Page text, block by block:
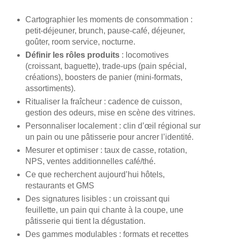
Cartographier les moments de consommation :
petit-déjeuner, brunch, pause-café, déjeuner,
goûter, room service, nocturne.
Définir les rôles produits : locomotives
(croissant, baguette), trade-ups (pain spécial,
créations), boosters de panier (mini-formats,
assortiments).
Ritualiser la fraîcheur : cadence de cuisson,
gestion des odeurs, mise en scène des vitrines.
Personnaliser localement : clin d’œil régional sur
un pain ou une pâtisserie pour ancrer l’identité.
Mesurer et optimiser : taux de casse, rotation,
NPS, ventes additionnelles café/thé.
Ce que recherchent aujourd’hui hôtels,
restaurants et GMS
Des signatures lisibles : un croissant qui
feuillette, un pain qui chante à la coupe, une
pâtisserie qui tient la dégustation.
Des gammes modulables : formats et recettes